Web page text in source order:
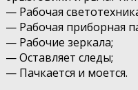
— Рабочая
— Рабочая приборная
— Рабочие зеркала;
— Оставляет следы;
— Пачкается и моется.